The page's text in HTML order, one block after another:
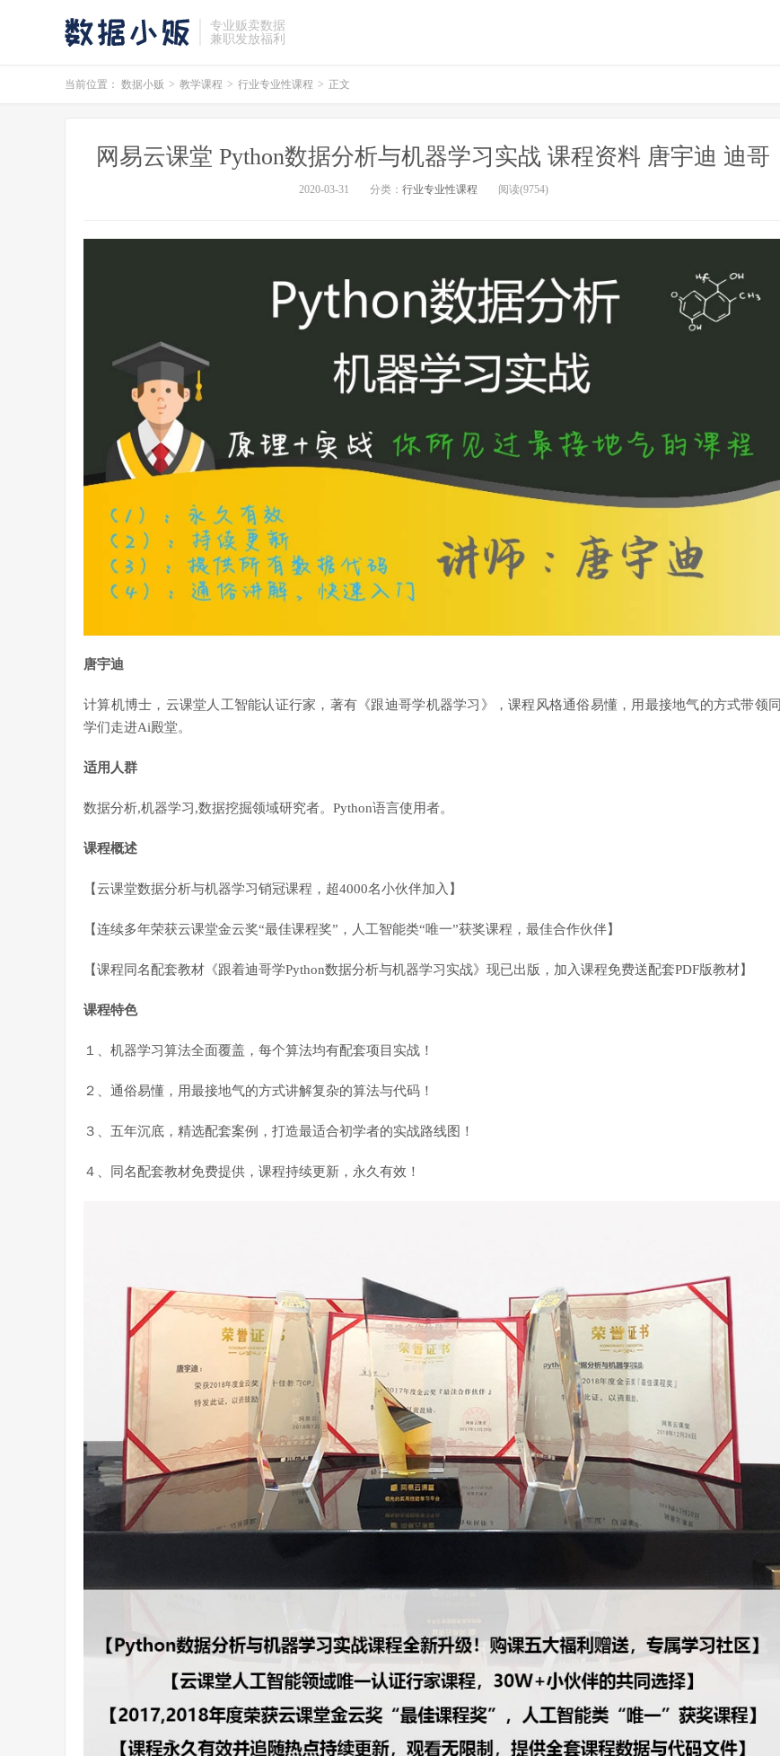
专业贩卖数据
兼职发放福利
当前位置： 数据小贩 > 教学课程 > 行业专业性课程 > 正文
网易云课堂 Python数据分析与机器学习实战 课程资料 唐宇迪 迪哥
2020-03-31 分类： 行业专业性课程 阅读(9754)
唐宇迪
计算机博士，云课堂人工智能认证行家，著有《跟迪哥学机器学习》，课程风格通俗易懂，用最接地气的方式带领同
学们走进Ai殿堂。
适用人群
数据分析,机器学习,数据挖掘领域研究者。Python语言使用者。
课程概述
【云课堂数据分析与机器学习销冠课程，超4000名小伙伴加入】
【连续多年荣获云课堂金云奖“最佳课程奖”，人工智能类“唯一”获奖课程，最佳合作伙伴】
【课程同名配套教材《跟着迪哥学Python数据分析与机器学习实战》现已出版，加入课程免费送配套PDF版教材】
课程特色
１、机器学习算法全面覆盖，每个算法均有配套项目实战！
２、通俗易懂，用最接地气的方式讲解复杂的算法与代码！
３、五年沉底，精选配套案例，打造最适合初学者的实战路线图！
４、同名配套教材免费提供，课程持续更新，永久有效！